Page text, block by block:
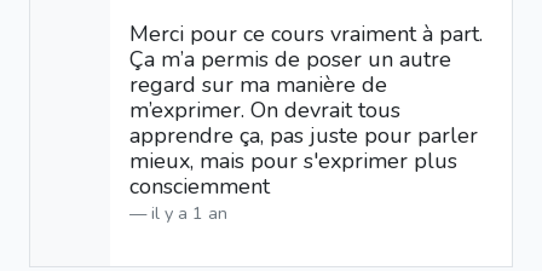
Merci pour ce cours vraiment à part.
Ça m’a permis de poser un autre
regard sur ma manière de
m’exprimer. On devrait tous
apprendre ça, pas juste pour parler
mieux, mais pour s'exprimer plus
consciemment
il y a 1 an